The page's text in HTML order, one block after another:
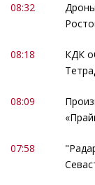
08:32
08:18
КДК
08:09
07:58